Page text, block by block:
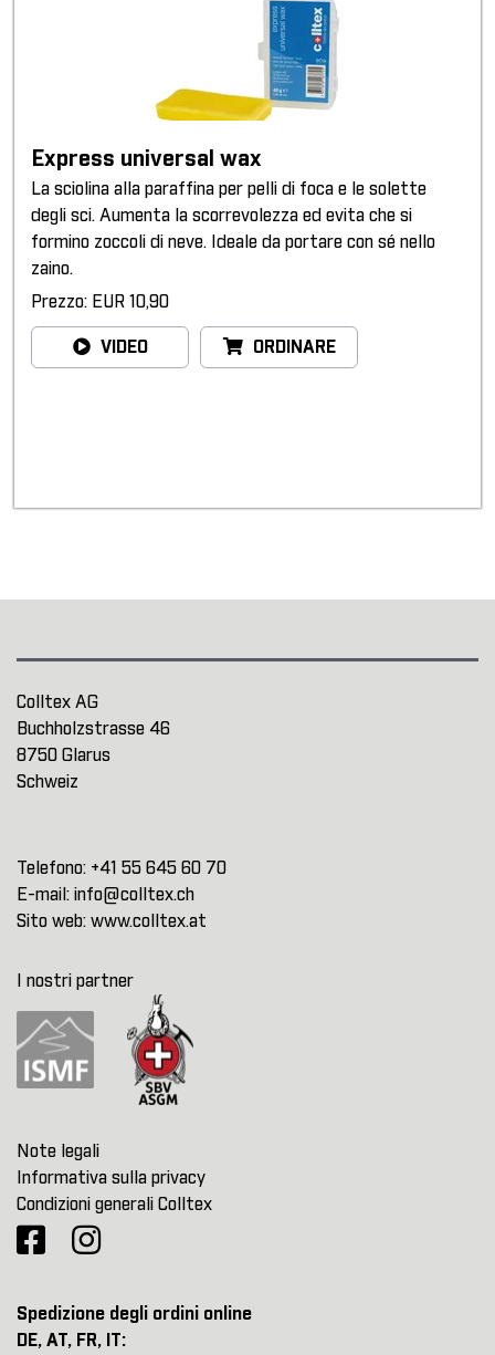
Express universal wax
La sciolina alla paraffina per pelli di foca e le solette
degli sci. Aumenta la scorrevolezza ed evita che si
formino zoccoli di neve. Ideale da portare con sé nello
zaino.
Prezzo: EUR 10,90
VIDEO ORDINARE
Colltex AG
Buchholzstrasse 46
8750 Glarus
Schweiz
Telefono: +41 55 645 60 70
E-mail: info@colltex.ch
Sito web: www.colltex.at
I nostri partner
Note legali
Informativa sulla privacy
Condizioni generali Colltex
Spedizione degli ordini online
DE, AT, FR, IT: